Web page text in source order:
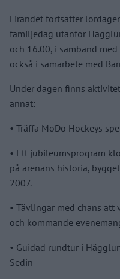
Firandet fortsätter
familjedag utanför
och 16.00, i samband
också i samarbete med
Under dagen finns
annat:
•⁠ ⁠Träffa MoDo Hockeys
•⁠ ⁠Ett jubileumsprogram
på arenans historia,
2007.
•⁠ ⁠Tävlingar med chans
och kommande
•⁠ ⁠Guidad rundtur i
Sedin